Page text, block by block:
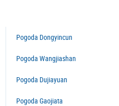
Pogoda Dongyincun
Pogoda Wangjiashan
Pogoda Dujiayuan
Pogoda Gaojiata